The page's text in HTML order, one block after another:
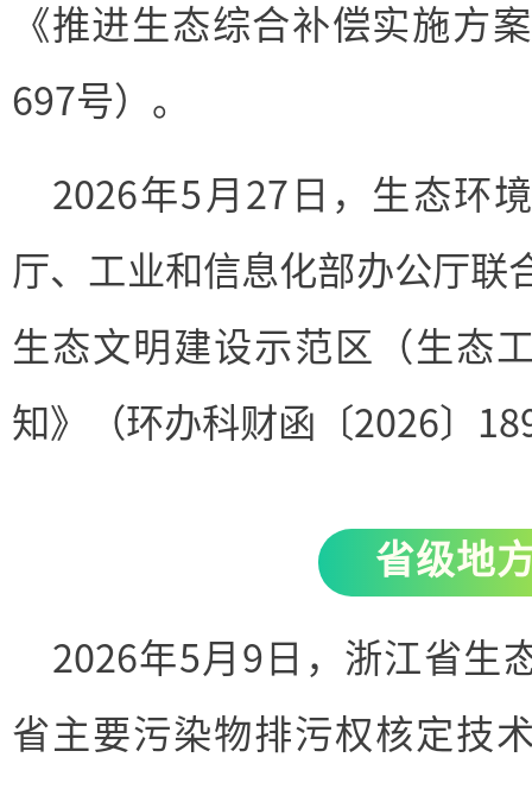
《推进生态综合补偿实施方
697号）。
2026年5月27日，生态环
厅、工业和信息化部办公厅联
生态文明建设示范区（生态
知》（环办科财函〔2026〕
省级地
2026年5月9日，浙江省生
省主要污染物排污权核定技